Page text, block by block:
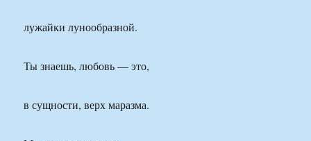
лужайки лунообразной.
Ты знаешь, любовь — это,
в сущности, верх маразма.